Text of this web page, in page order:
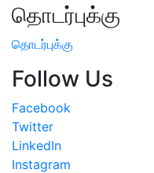
தொடர்புக்கு
தொடர்புக்கு
Follow Us
Facebook
Twitter
LinkedIn
Instagram